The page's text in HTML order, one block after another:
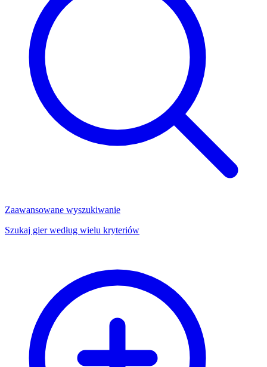
Zaawansowane wyszukiwanie
Szukaj gier według wielu kryteriów